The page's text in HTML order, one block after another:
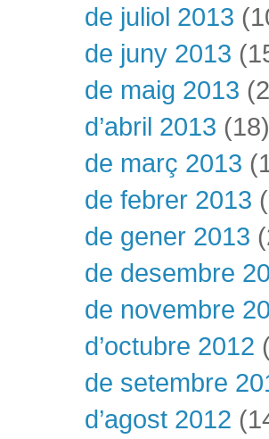
de juliol 2013
de juny 2013
de maig 2013
d’abril 2013 (18)
de març 2013
de febrer 2013
de gener 2013
de desembre
de novembre
d’octubre 2012
de setembre
d’agost 2012